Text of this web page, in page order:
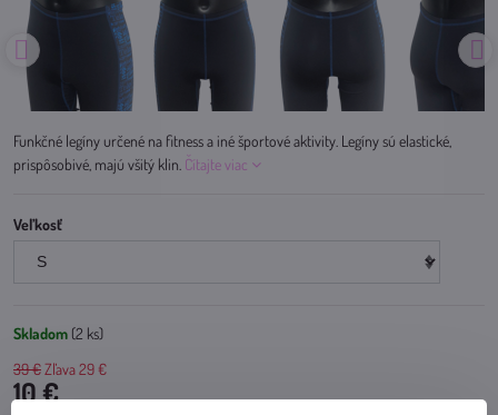
Funkčné legíny určené na fitness a iné športové aktivity. Legíny sú elastické,
prispôsobivé, majú všitý klin. Čítajte viac
Veľkosť
Skladom (2 ks)
39 €Zľava29 €
10 €